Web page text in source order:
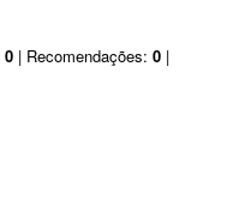
0 | Recomendações: 0 |